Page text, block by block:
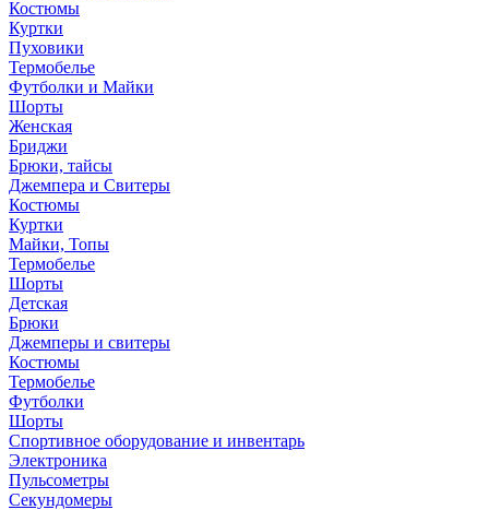
Костюмы
Куртки
Пуховики
Термобелье
Футболки и Майки
Шорты
Женская
Бриджи
Брюки, тайсы
Джемпера и Свитеры
Костюмы
Куртки
Майки, Топы
Термобелье
Шорты
Детская
Брюки
Джемперы и свитеры
Костюмы
Термобелье
Футболки
Шорты
Спортивное оборудование и инвентарь
Электроника
Пульсометры
Секундомеры